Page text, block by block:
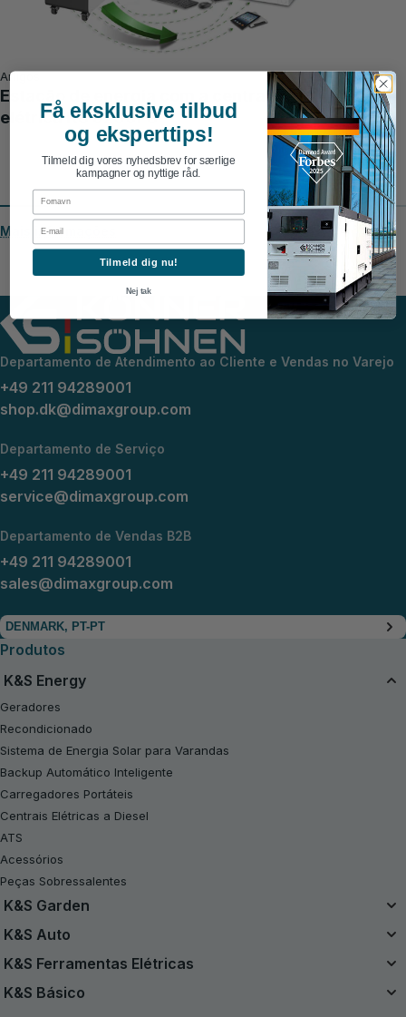
Artigos
Estação de energia com a central
elétrica KS 5200PS
Mais informações
Departamento de Atendimento ao Cliente e Vendas no Varejo
+49 211 94289001
shop.dk@dimaxgroup.com
Departamento de Serviço
+49 211 94289001
service@dimaxgroup.com
Departamento de Vendas B2B
+49 211 94289001
sales@dimaxgroup.com
DENMARK, PT-PT
Produtos
K&S Energy
Geradores
Recondicionado
Sistema de Energia Solar para Varandas
Backup Automático Inteligente
Carregadores Portáteis
Centrais Elétricas a Diesel
ATS
Acessórios
Peças Sobressalentes
K&S Garden
Sistema de Bateria Unificado
Motosserras
K&S Auto
Compressores de Ar
K&S Ferramentas Elétricas
Ferramentas Elétricas
K&S Básico
Få eksklusive tilbud
og eksperttips!
Tilmeld dig vores nyhedsbrev for særlige
kampagner og nyttige råd.
First Name
Email
Tilmeld dig nu!
Nej tak